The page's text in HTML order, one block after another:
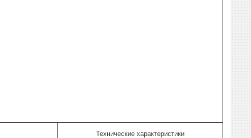
Технические характеристики